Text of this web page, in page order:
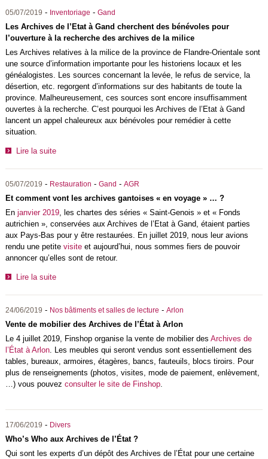
05/07/2019 - Inventoriage - Gand
Les Archives de l’Etat à Gand cherchent des bénévoles pour
l’ouverture à la recherche des archives de la milice
Les Archives relatives à la milice de la province de Flandre-Orientale sont
une source d’information importante pour les historiens locaux et les
généalogistes. Les sources concernant la levée, le refus de service, la
désertion, etc. regorgent d’informations sur des habitants de toute la
province. Malheureusement, ces sources sont encore insuffisamment
ouvertes à la recherche. C’est pourquoi les Archives de l’Etat à Gand
lancent un appel chaleureux aux bénévoles pour remédier à cette
situation.
Lire la suite
05/07/2019 - Restauration - Gand - AGR
Et comment vont les archives gantoises « en voyage » … ?
En janvier 2019, les chartes des séries « Saint-Genois » et « Fonds
autrichien », conservées aux Archives de l’Etat à Gand, étaient parties
aux Pays-Bas pour y être restaurées. En juillet 2019, nous leur avions
rendu une petite visiteet aujourd’hui, nous sommes fiers de pouvoir
annoncer qu’elles sont de retour.
Lire la suite
24/06/2019 - Nos bâtiments et salles de lecture - Arlon
Vente de mobilier des Archives de l’État à Arlon
Le 4 juillet 2019, Finshop organise la vente de mobilier des Archives de
l’État à Arlon. Les meubles qui seront vendus sont essentiellement des
tables, bureaux, armoires, étagères, bancs, fauteuils, blocs tiroirs. Pour
plus de renseignements (photos, visites, mode de paiement, enlèvement,
…) vous pouvez consulter le site de Finshop.
17/06/2019 - Divers
Who’s Who aux Archives de l’État ?
Qui sont les experts d’un dépôt des Archives de l’État pour une certaine